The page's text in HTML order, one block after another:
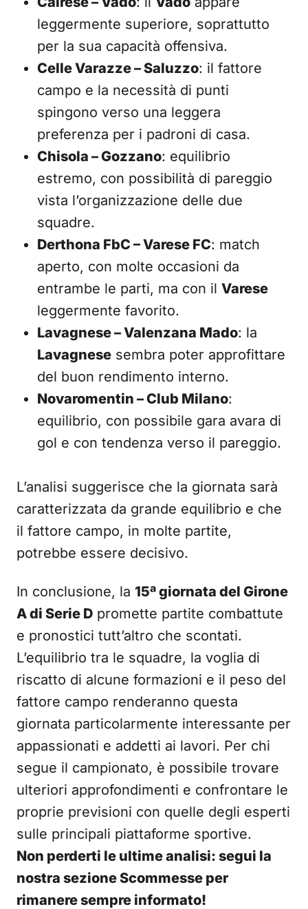
leggermente superiore, soprattutto
per la sua capacità offensiva.
Celle Varazze – Saluzzo: il fattore
campo e la necessità di punti
spingono verso una leggera
preferenza per i padroni di casa.
Chisola – Gozzano: equilibrio
estremo, con possibilità di pareggio
vista l’organizzazione delle due
squadre.
Derthona FbC – Varese FC: match
aperto, con molte occasioni da
entrambe le parti, ma con il Varese
leggermente favorito.
Lavagnese – Valenzana Mado: la
Lavagnese sembra poter approfittare
del buon rendimento interno.
Novaromentin – Club Milano:
equilibrio, con possibile gara avara di
gol e con tendenza verso il pareggio.
L’analisi suggerisce che la giornata sarà
caratterizzata da grande equilibrio e che
il fattore campo, in molte partite,
potrebbe essere decisivo.
In conclusione, la 15ª giornata del Girone
A di Serie D promette partite combattute
e pronostici tutt’altro che scontati.
L’equilibrio tra le squadre, la voglia di
riscatto di alcune formazioni e il peso del
fattore campo renderanno questa
giornata particolarmente interessante per
appassionati e addetti ai lavori. Per chi
segue il campionato, è possibile trovare
ulteriori approfondimenti e confrontare le
proprie previsioni con quelle degli esperti
sulle principali piattaforme sportive.
Non perderti le ultime analisi: segui la
nostra sezione Scommesse per
rimanere sempre informato!